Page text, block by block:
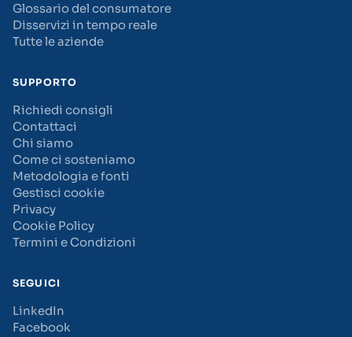
Glossario del consumatore
Disservizi in tempo reale
Tutte le aziende
SUPPORTO
Richiedi consigli
Contattaci
Chi siamo
Come ci sosteniamo
Metodologia e fonti
Gestisci cookie
Privacy
Cookie Policy
Termini e Condizioni
SEGUICI
LinkedIn
Facebook